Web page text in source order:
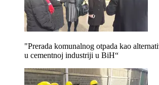
"Prerada komunalnog otpada kao
u cementnoj industriji u BiH“